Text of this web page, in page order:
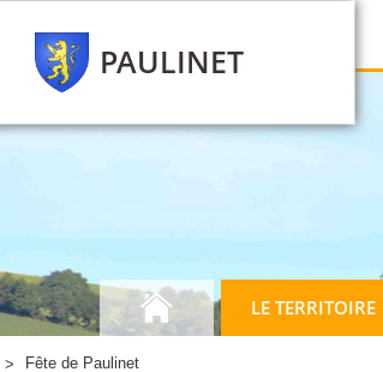
PAULINET
LE TERRITOIRE
Fête de Paulinet